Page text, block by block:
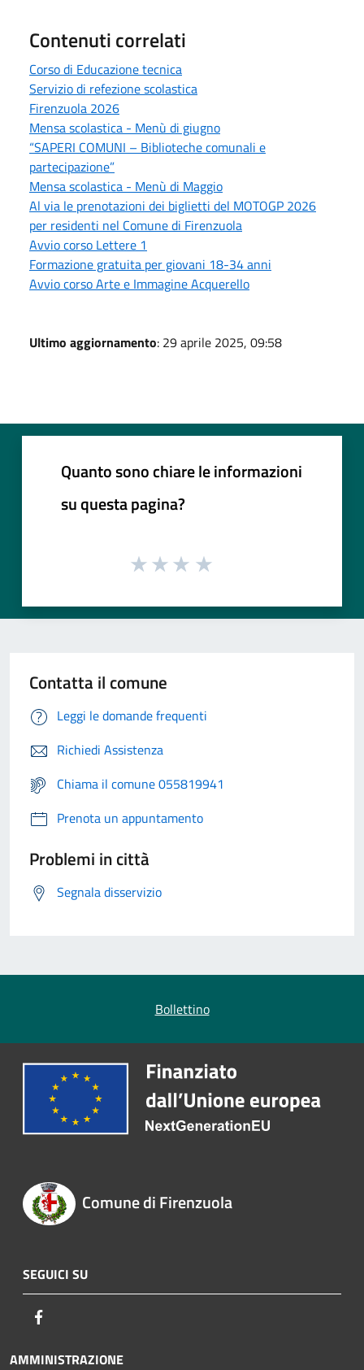
Contenuti correlati
Corso di Educazione tecnica
Servizio di refezione scolastica
Firenzuola 2026
Mensa scolastica - Menù di giugno
“SAPERI COMUNI – Biblioteche comunali e
partecipazione”
Mensa scolastica - Menù di Maggio
Al via le prenotazioni dei biglietti del MOTOGP 2026
per residenti nel Comune di Firenzuola
Avvio corso Lettere 1
Formazione gratuita per giovani 18-34 anni
Avvio corso Arte e Immagine Acquerello
Ultimo aggiornamento: 29 aprile 2025, 09:58
Quanto sono chiare le informazioni
su questa pagina?
Contatta il comune
Leggi le domande frequenti
Richiedi Assistenza
Chiama il comune 055819941
Prenota un appuntamento
Problemi in città
Segnala disservizio
Bollettino
Comune di Firenzuola
SEGUICI SU
AMMINISTRAZIONE